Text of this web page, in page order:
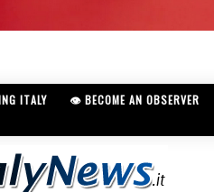
ITALY 👁️ BECOME AN OBSERVER